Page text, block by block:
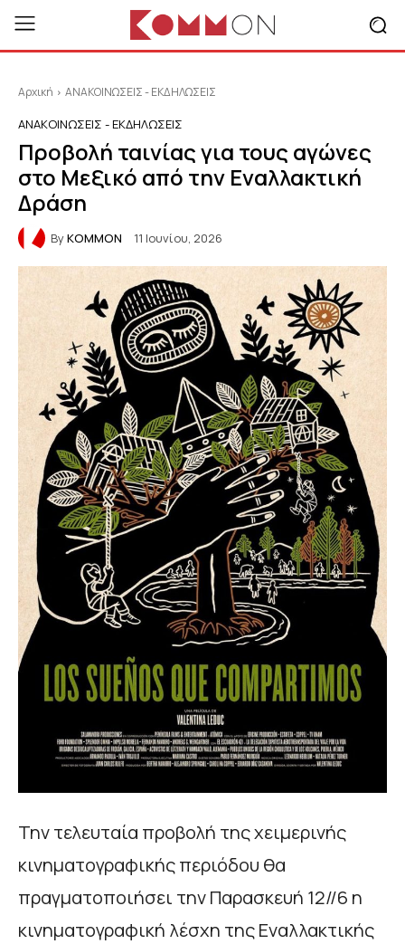
Αρχική ΑΝΑΚΟΙΝΩΣΕΙΣ - ΕΚΔΗΛΩΣΕΙΣ
ΑΝΑΚΟΙΝΩΣΕΙΣ - ΕΚΔΗΛΩΣΕΙΣ
Προβολή ταινίας για τους αγώνες
στο Μεξικό από την Εναλλακτική
Δράση
ByKOMMON 11 Ιουνίου, 2026
Την τελευταία προβολή της χειμερινής
κινηματογραφικής περιόδου θα
πραγματοποιήσει την Παρασκευή 12//6 η
κινηματογραφική λέσχη της Εναλλακτικής